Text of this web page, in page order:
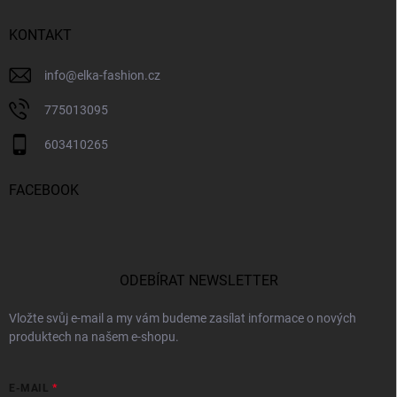
KONTAKT
info@elka-fashion.cz
775013095
603410265
FACEBOOK
ODEBÍRAT NEWSLETTER
Vložte svůj e-mail a my vám budeme zasílat informace o nových
produktech na našem e-shopu.
E-MAIL